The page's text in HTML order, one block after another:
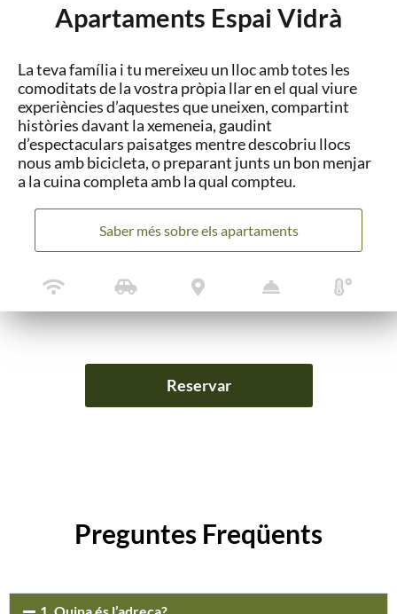
Apartaments Espai Vidrà
La teva família i tu mereixeu un lloc amb totes les
comoditats de la vostra pròpia llar en el qual viure
experiències d’aquestes que uneixen, compartint
històries davant la xemeneia, gaudint
d’espectaculars paisatges mentre descobriu llocs
nous amb bicicleta, o preparant junts un bon menjar
a la cuina completa amb la qual compteu.
Saber més sobre els apartaments
Viu el treball com una experiència de creació,
innovació i idees il·limitades en un espai per a
coworking, escapades de negocis o activitats de team
Reservar
Preguntes Freqüents